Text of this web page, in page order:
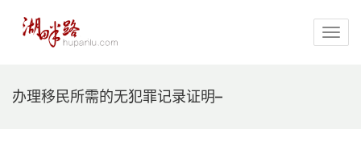
办理移民所需的无犯罪记录证明–